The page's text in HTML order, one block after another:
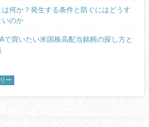
は何か？発生する条件と防ぐにはどうす
いのか
で買いたい米国株高配当銘柄の探し方と
ー